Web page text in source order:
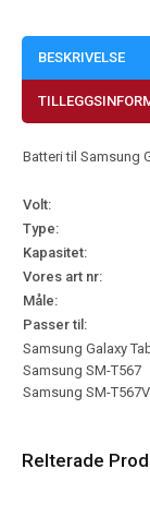
BESKRIVELSE
Batteri til Samsung
Volt:
Type:
Kapasitet:
Vores art nr:
Måle:
Passer til:
Samsung Galaxy
Samsung SM-T567
Samsung SM-T567V
Relterade